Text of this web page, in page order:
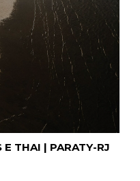
E THAI | PARATY-RJ